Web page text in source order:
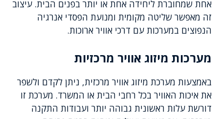
אחת שמחוברת ליחידה אחת או יותר בפנים הבית. עיצוב
זה מאפשר שליטה מקומית ומנועת הפסדי אנרגיה
הנפוצים במערכות עם דרכי אוויר ארוכות.
מערכות מיזוג אוויר מרכזיות
באמצעות מערכת מיזוג אוויר מרכזית, ניתן לקדם ולשפר
את איכות האוויר בכל רחבי הבית או המשרד. מערכת זו
דורשת עלות ראשונית גבוהה יותר ועבודות התקנה